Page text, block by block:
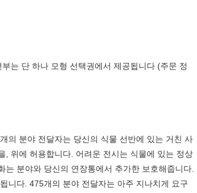
는 단 하나 모형 선택권에서 제공됩니다 (주문 정
의 분야 전달자는 당신의 식물 선반에 있는 거친 사
, 위에 허용합니다. 어려운 전시는 식물에 있는 정상
분야와 당신의 연장통에서 추가한 보호해줍니다.
니다. 475개의 분야 전달자는 아주 지나치게 요구